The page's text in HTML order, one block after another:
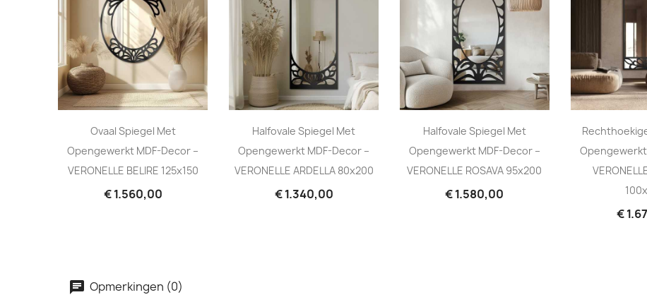
Ovaal Spiegel Met
Opengewerkt MDF-Decor –
VERONELLE BELIRE 125x150
€ 1.560,00
Halfovale Spiegel Met
Opengewerkt MDF-Decor –
VERONELLE ARDELLA 80x200
€ 1.340,00
Halfovale Spiegel Met
Opengewerkt MDF-Decor –
VERONELLE ROSAVA 95x200
€ 1.580,00
€
Opmerkingen (0)